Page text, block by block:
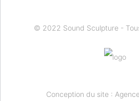
© 2022 Sound Sculpture -
Conception du site :